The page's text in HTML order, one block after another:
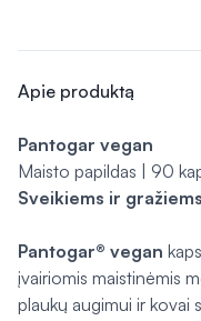
Apie produktą
Pantogar vegan
Maisto papildas | 90
Sveikiems ir
Pantogar® vegan
įvairiomis maistinėmis
plaukų augimui ir kovai